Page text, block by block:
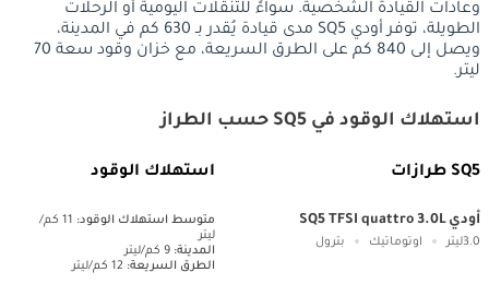
وعادات القيادة الشخصية. سواءً للتنقلات اليومية أو الرحلات
الطويلة، توفر أودي SQ5 مدى قيادة يُقدر بـ 630 كم في المدينة،
ويصل إلى 840 كم على الطرق السريعة، مع خزان وقود سعة 70
ليتر.
استهلاك الوقود في SQ5 حسب الطراز
SQ5 طرازات استهلاك الوقود
أودي SQ5 TFSI quattro 3.0L
3.0ليتر اوتوماتيك بترول
متوسط ​​استهلاك الوقود:
11 كم/
ليتر
المدينة: 9 كم/ليتر
الطرق السريعة: 12 كم/ليتر